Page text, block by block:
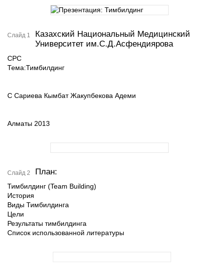
Слайд 1
Казахский Национальный Медицинский
Университет им.С.Д.Асфендиярова
СРС
Тема:Тимбилдинг
С Сариева Кымбат Жакупбекова Адеми
Алматы 2013
Слайд 2 План:
Тимбилдинг (Team Building)
История
Виды Тимбилдинга
Цели
Результаты тимбилдинга
Список использованной литературы